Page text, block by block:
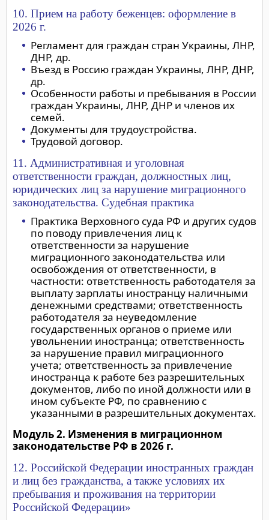
10. Прием на работу беженцев: оформление в
2026 г.
Регламент для граждан стран Украины, ЛНР,
ДНР, др.
Въезд в Россию граждан Украины, ЛНР, ДНР,
др.
Особенности работы и пребывания в России
граждан Украины, ЛНР, ДНР и членов их
семей.
Документы для трудоустройства.
Трудовой договор.
11. Административная и уголовная
ответственности граждан, должностных лиц,
юридических лиц за нарушение миграционного
законодательства. Судебная практика
Практика Верховного суда РФ и других судов
по поводу привлечения лиц к
ответственности за нарушение
миграционного законодательства или
освобождения от ответственности, в
частности: ответственность работодателя за
выплату зарплаты иностранцу наличными
денежными средствами; ответственность
работодателя за неуведомление
государственных органов о приеме или
увольнении иностранца; ответственность
за нарушение правил миграционного
учета; ответственность за привлечение
иностранца к работе без разрешительных
документов, либо по иной должности или в
ином субъекте РФ, по сравнению с
указанными в разрешительных документах.
Модуль 2. Изменения в миграционном
законодательстве РФ в 2026 г.
12. Российской Федерации иностранных граждан
и лиц без гражданства, а также условиях их
пребывания и проживания на территории
Российской Федерации»